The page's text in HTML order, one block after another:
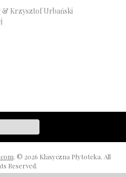
& Krzysztof Urbański
. © 2026 Klasyczna Płytoteka. All
Reserved.